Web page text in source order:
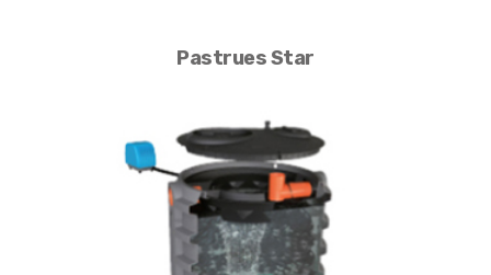
Pastrues Star